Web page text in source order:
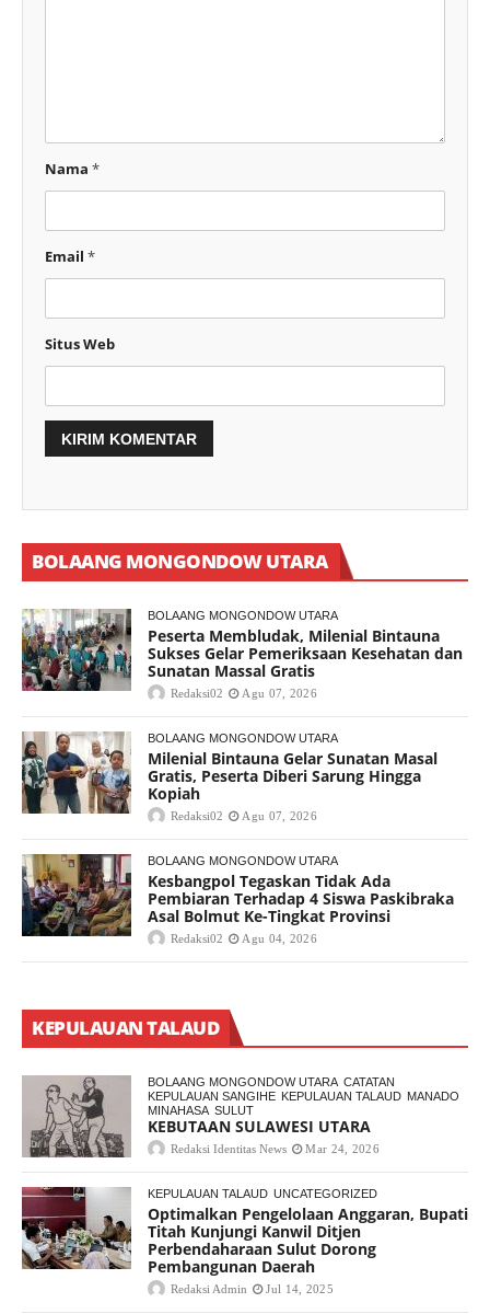
Nama *
Email *
Situs Web
BOLAANG MONGONDOW UTARA
BOLAANG MONGONDOW UTARA
Peserta Membludak, Milenial Bintauna
Sukses Gelar Pemeriksaan Kesehatan dan
Sunatan Massal Gratis
Redaksi02 Agu 07, 2026
BOLAANG MONGONDOW UTARA
Milenial Bintauna Gelar Sunatan Masal
Gratis, Peserta Diberi Sarung Hingga
Kopiah
Redaksi02 Agu 07, 2026
BOLAANG MONGONDOW UTARA
Kesbangpol Tegaskan Tidak Ada
Pembiaran Terhadap 4 Siswa Paskibraka
Asal Bolmut Ke-Tingkat Provinsi
Redaksi02 Agu 04, 2026
KEPULAUAN TALAUD
BOLAANG MONGONDOW UTARA CATATAN
KEPULAUAN SANGIHE KEPULAUAN TALAUD MANADO
MINAHASA SULUT
KEBUTAAN SULAWESI UTARA
Redaksi Identitas News Mar 24, 2026
KEPULAUAN TALAUD UNCATEGORIZED
Optimalkan Pengelolaan Anggaran, Bupati
Titah Kunjungi Kanwil Ditjen
Perbendaharaan Sulut Dorong
Pembangunan Daerah
Redaksi Admin Jul 14, 2025